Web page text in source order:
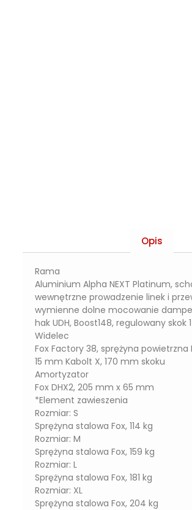
Opis
Rama
Aluminium Alpha NEXT Platinum,
wewnętrzne prowadzenie linek i
wymienne dolne mocowanie
hak UDH, Boost148, regulowany
Widelec
Fox Factory 38, sprężyna powietrzna
15 mm Kabolt X, 170 mm skoku
Amortyzator
Fox DHX2, 205 mm x 65 mm
*Element zawieszenia
Rozmiar: S
Sprężyna stalowa Fox, 114 kg
Rozmiar: M
Sprężyna stalowa Fox, 159 kg
Rozmiar: L
Sprężyna stalowa Fox, 181 kg
Rozmiar: XL
Sprężyna stalowa Fox, 204 kg